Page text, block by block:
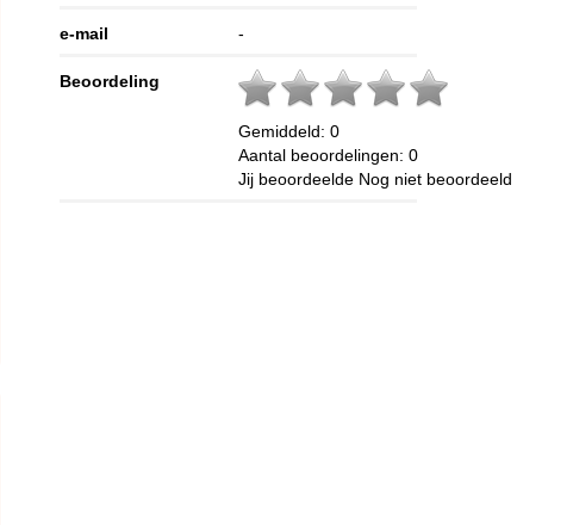
e-mail -
Beoordeling
Gemiddeld:0
Aantal beoordelingen:0
Jij beoordeelde Nog niet beoordeeld